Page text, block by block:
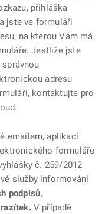
přihláška
jste ve formuláři
na kterou Vám má
Jestliže jste
adresu
kontaktujte pro
emailem, aplikací
formuláře
č. 259/2012
služby informováni
podpisů,
V případě